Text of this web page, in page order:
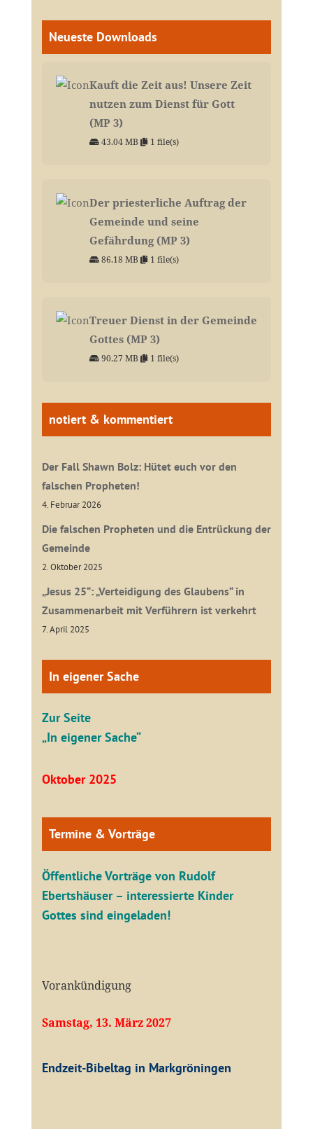
Neueste Downloads
Kauft die Zeit aus! Unsere Zeit
nutzen zum Dienst für Gott
(MP 3)
43.04 MB 1 file(s)
Der priesterliche Auftrag der
Gemeinde und seine
Gefährdung (MP 3)
86.18 MB 1 file(s)
Treuer Dienst in der Gemeinde
Gottes (MP 3)
90.27 MB 1 file(s)
notiert & kommentiert
Der Fall Shawn Bolz: Hütet euch vor den
falschen Propheten!
4. Februar 2026
Die falschen Propheten und die Entrückung der
Gemeinde
2. Oktober 2025
„Jesus 25“: „Verteidigung des Glaubens“ in
Zusammenarbeit mit Verführern ist verkehrt
7. April 2025
In eigener Sache
Zur Seite
„In eigener Sache“
Oktober 2025
Termine & Vorträge
Öffentliche Vorträge von Rudolf
Ebertshäuser – interessierte Kinder
Gottes sind eingeladen!
Vorankündigung
Samstag, 13. März 2027
Endzeit-Bibeltag in Markgröningen